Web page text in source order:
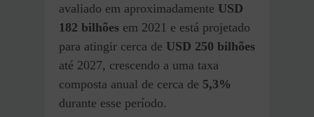
avaliado em aproximadamente USD
182 bilhões em 2021 e está projetado
para atingir cerca de USD 250 bilhões
até 2027, crescendo a uma taxa
composta anual de cerca de 5,3%
durante esse período.